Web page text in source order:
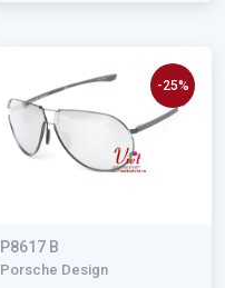
P8617 B
Porsche Design
-25%